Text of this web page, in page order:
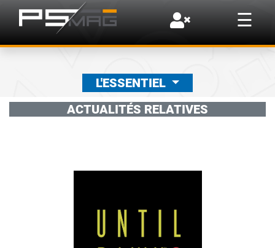
☰
×
L'ESSENTIEL
ACTUALITÉS RELATIVES